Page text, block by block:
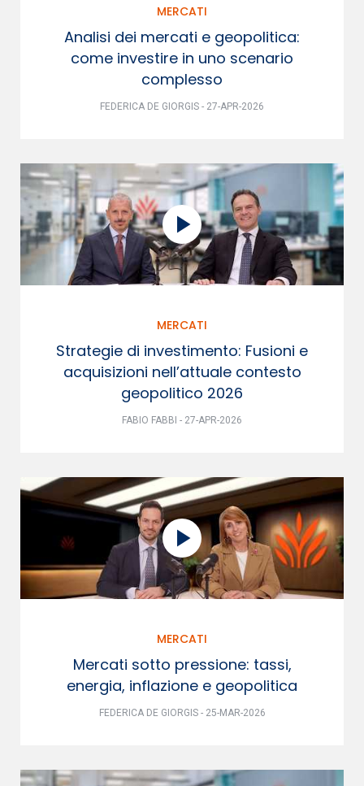
MERCATI
Analisi dei mercati e geopolitica:
come investire in uno scenario
complesso
FEDERICA DE GIORGIS - 27-APR-2026
MERCATI
Strategie di investimento: Fusioni e
acquisizioni nell’attuale contesto
geopolitico 2026
FABIO FABBI - 27-APR-2026
MERCATI
Mercati sotto pressione: tassi,
energia, inflazione e geopolitica
FEDERICA DE GIORGIS - 25-MAR-2026